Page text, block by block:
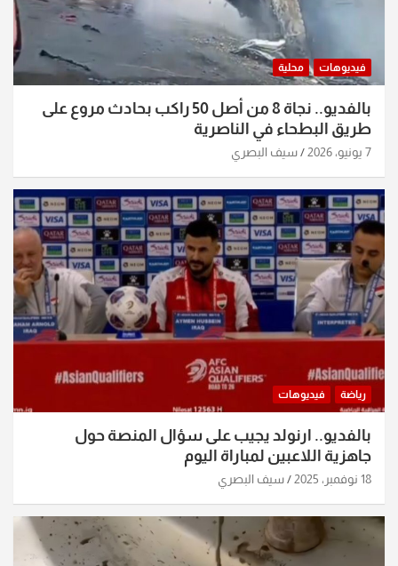
فيديوهات محلية
بالفديو.. نجاة 8 من أصل 50 راكب بحادث مروع على
طريق البطحاء في الناصرية
7 يونيو، 2026 سيف البصري
رياضة فيديوهات
بالفديو.. ارنولد يجيب على سؤال المنصة حول
جاهزية اللاعبين لمباراة اليوم
18 نوفمبر، 2025 سيف البصري